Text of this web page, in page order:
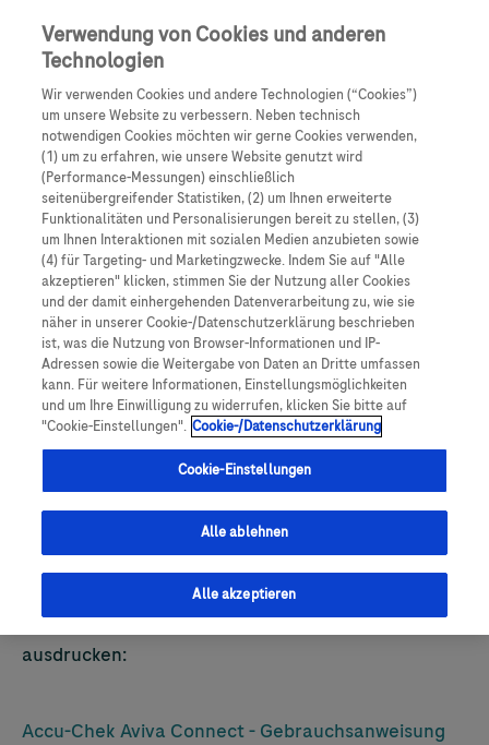
Skip navigation
Pfadnavigation
Produkt Services
Accu-ChekAviva Connect
Blutzuckermessgerät: Produkt-
Services
MitAccu-ChekAviva genießen Sie die bewährte
Technologie vonAccu-Chek: Vor und während des
Blutzuckermessens erfolgen stets 150
Sicherheitschecks. Durch die Bluetooth-Verbindung
zu Ihrem Smartphone können Sie bequem
Messwerte in die mySugr App übermitteln. Hier
finden Sie die Gebrauchsanweisung zum Download.
Downloadmaterial zumAccu-ChekAviva Connect
Laden Sie sich hier ganz einfach die
Gebrauchsanweisung fürAccu-Chek
herunter, bei Bedarf können Sie diese auch
ausdrucken:
Accu-Chek Aviva Connect - Gebrauchsanweisung
Verwendung von Cookies und anderen
Technologien
Wir verwenden Cookies und andere Technologien (“Cookies”)
um unsere Website zu verbessern. Neben technisch
notwendigen Cookies möchten wir gerne Cookies verwenden,
(1) um zu erfahren, wie unsere Website genutzt wird
(Performance-Messungen) einschließlich
seitenübergreifender Statistiken, (2) um Ihnen erweiterte
Funktionalitäten und Personalisierungen bereit zu stellen, (3)
um Ihnen Interaktionen mit sozialen Medien anzubieten sowie
(4) für Targeting- und Marketingzwecke. Indem Sie auf "Alle
akzeptieren" klicken, stimmen Sie der Nutzung aller Cookies
und der damit einhergehenden Datenverarbeitung zu, wie sie
näher in unserer Cookie-/Datenschutzerklärung beschrieben
ist, was die Nutzung von Browser-Informationen und IP-
Adressen sowie die Weitergabe von Daten an Dritte umfassen
kann. Für weitere Informationen, Einstellungsmöglichkeiten
und um Ihre Einwilligung zu widerrufen, klicken Sie bitte auf
"Cookie-Einstellungen". Cookie-/Datenschutzerklärung
Cookie-Einstellungen
Alle ablehnen
Alle akzeptieren